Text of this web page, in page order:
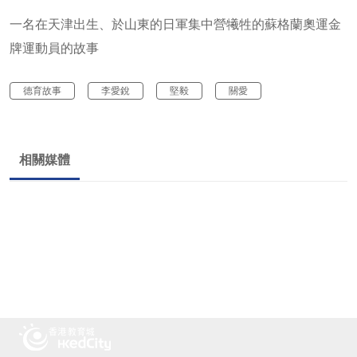
一名在天津出生、於山東的日軍集中營犧牲的蘇格蘭奧運金
牌運動員的故事
德育故事 李愛銳 堅毅 關愛
相關媒體